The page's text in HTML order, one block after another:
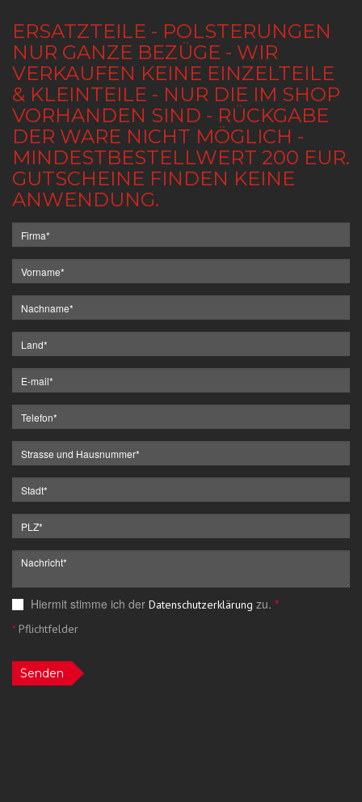
ERSATZTEILE - POLSTERUNGEN
NUR GANZE BEZÜGE - WIR
VERKAUFEN KEINE EINZELTEILE
& KLEINTEILE - NUR DIE IM SHOP
VORHANDEN SIND - RÜCKGABE
DER WARE NICHT MÖGLICH -
MINDESTBESTELLWERT 200 EUR.
GUTSCHEINE FINDEN KEINE
ANWENDUNG.
Hiermit stimme ich der Datenschutzerklärung zu. *
*Pflichtfelder
Senden